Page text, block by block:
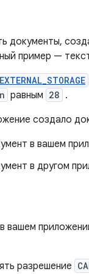
пример —
равным 28 .
создало
в вашем
в другом
вашем
разрешение